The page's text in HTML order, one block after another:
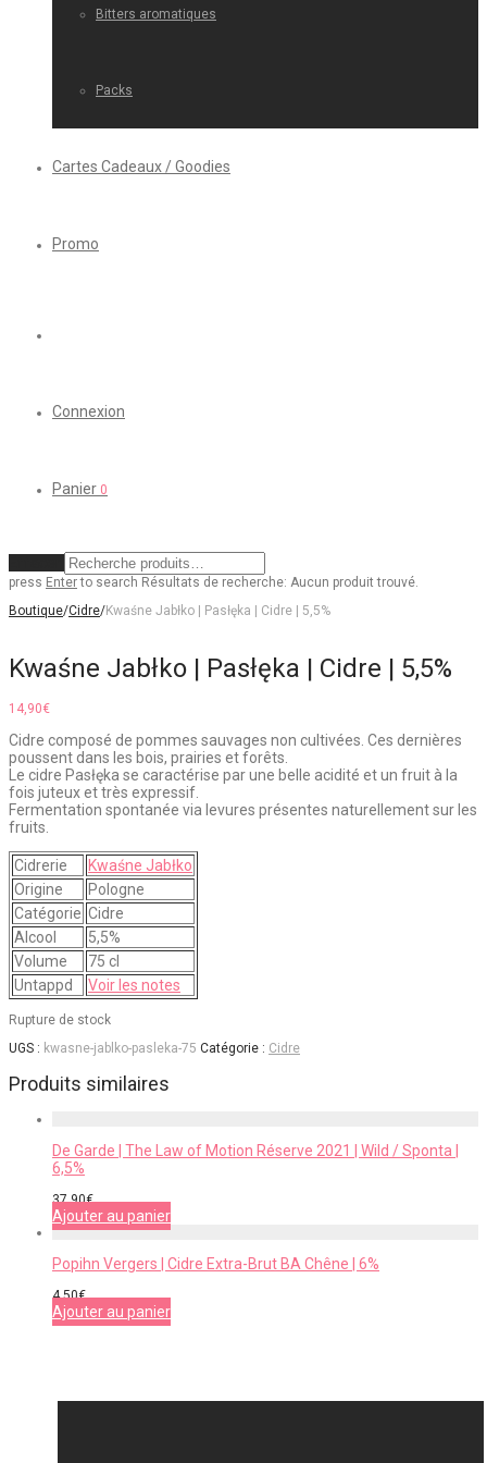
Bitters aromatiques
Packs
Cartes Cadeaux / Goodies
Promo
Connexion
Panier 0
press Enterto search Résultats de recherche: Aucun produit trouvé.
Boutique/Cidre/Kwaśne Jabłko | Pasłęka | Cidre | 5,5%
Kwaśne Jabłko | Pasłęka | Cidre | 5,5%
14,90€
Cidre composé de pommes sauvages non cultivées. Ces dernières
poussent dans les bois, prairies et forêts.
Le cidre Pasłęka se caractérise par une belle acidité et un fruit à la
fois juteux et très expressif.
Fermentation spontanée via levures présentes naturellement sur les
fruits.
Cidrerie
Kwaśne Jabłko
Origine
Pologne
Catégorie Cidre
Alcool
5,5%
Volume
75 cl
Untappd
Voir les notes
Rupture de stock
UGS : kwasne-jablko-pasleka-75 Catégorie : Cidre
Produits similaires
De Garde | The Law of Motion Réserve 2021 | Wild / Sponta |
6,5%
37,90€
Ajouter au panier
Popihn Vergers | Cidre Extra-Brut BA Chêne | 6%
4,50€
Ajouter au panier